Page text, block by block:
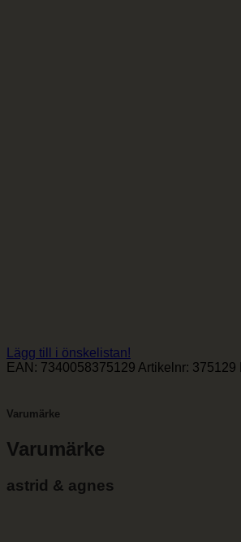
Lägg till i önskelistan!
EAN: 7340058375129 Artikelnr: 375129
Varumärke
Varumärke
astrid & agnes